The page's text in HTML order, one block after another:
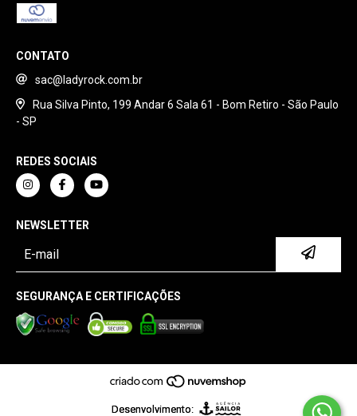
CONTATO
sac@ladyrock.com.br
Rua Silva Pinto, 199 Andar 6 Sala 61 - Bom Retiro - São Paulo
- SP
REDES SOCIAIS
NEWSLETTER
SEGURANÇA E CERTIFICAÇÕES
Desenvolvimento: